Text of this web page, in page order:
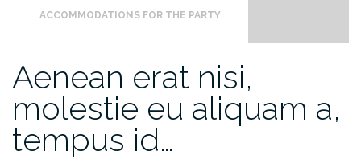
ACCOMMODATIONS FOR THE PARTY
Aenean erat nisi,
molestie eu aliquam a,
tempus id…